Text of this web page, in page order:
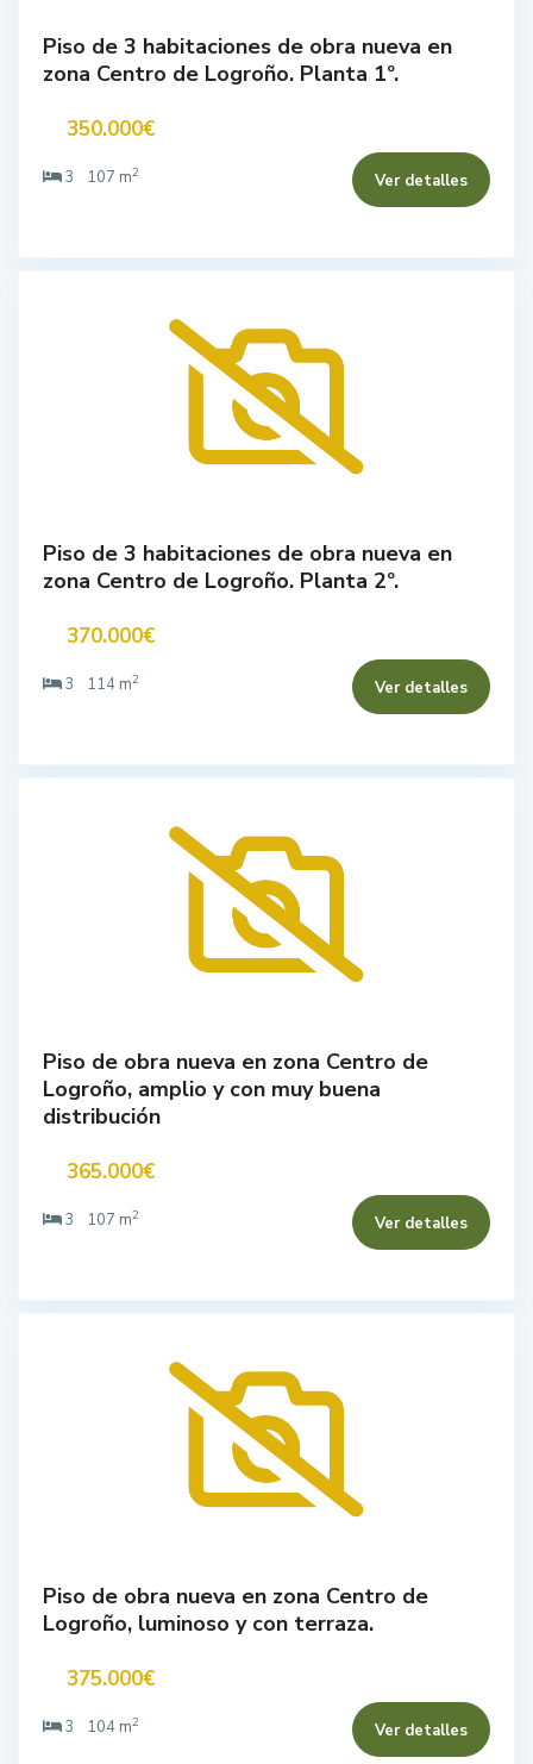
Piso de 3 habitaciones de obra nueva en
zona Centro de Logroño. Planta 1º.
350.000€
3 107 m2 Ver detalles
Piso de 3 habitaciones de obra nueva en
zona Centro de Logroño. Planta 2º.
370.000€
3 114 m2 Ver detalles
Piso de obra nueva en zona Centro de
Logroño, amplio y con muy buena
distribución
365.000€
3 107 m2 Ver detalles
Piso de obra nueva en zona Centro de
Logroño, luminoso y con terraza.
375.000€
3 104 m2 Ver detalles